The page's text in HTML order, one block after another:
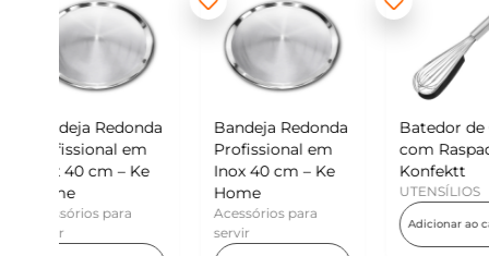
Bandeja Redonda
Profissional em
Inox 40 cm – Ke
Acessórios para
Batedor de Ovos
com Raspador –
Konfektt
Adicionar ao carrinho